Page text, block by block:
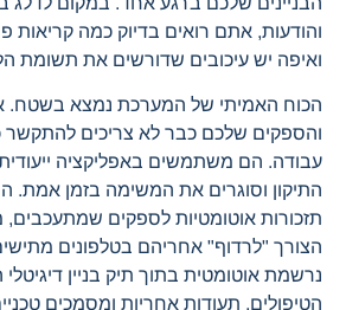
והודעות, אתם רואים בדיוק כמה קריאות
ואיפה יש עיכובים שדורשים את תשומת
הכוח האמיתי של המערכת נמצא בשטח.
והספקים שלכם כבר לא צריכים להתקשר
עבודה. הם משתמשים באפליקציה
התיקון וסוגרים את המשימה בזמן אמת.
תזכורות אוטומטיות לספקים
הצורך "לרדוף" אחריהם בטלפונים
נרשמת אוטומטית בתוך תיק בניין
הטיפולים, תעודות אחריות ומסמכים